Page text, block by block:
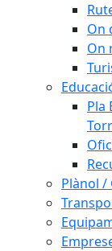
On
On
Pla
Plànol /